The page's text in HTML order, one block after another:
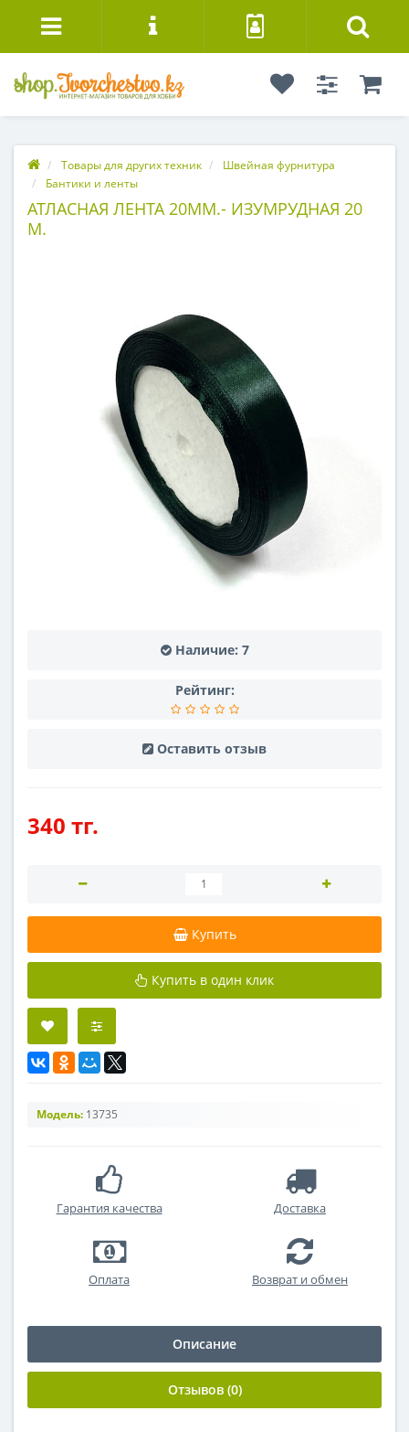
Товары для других техник
Швейная фурнитура
Бантики и ленты
АТЛАСНАЯ ЛЕНТА 20ММ.- ИЗУМРУДНАЯ 20
М.
Наличие: 7
Рейтинг:
Оставить отзыв
340 тг.
Купить
Купить в один клик
Модель: 13735
Гарантия качества Доставка
Оплата Возврат и обмен
Описание
Отзывов (0)